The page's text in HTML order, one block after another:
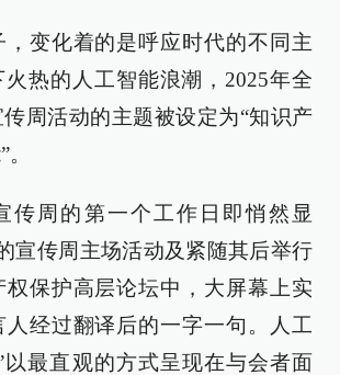
变化着的是呼应时代的不同主
热的人工智能浪潮，2025年全
周活动的主题被设定为“知识产
传周的第一个工作日即悄然显
宣传周主场活动及紧随其后举行
权保护高层论坛中，大屏幕上实
人经过翻译后的一字一句。人工
以最直观的方式呈现在与会者面